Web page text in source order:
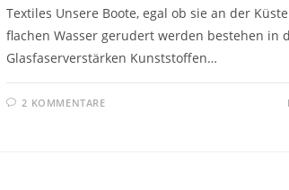
Textiles Unsere Boote, egal ob sie an der
flachen Wasser gerudert werden bestehen in
Glasfaserverstärken Kunststoffen…
2 KOMMENTARE